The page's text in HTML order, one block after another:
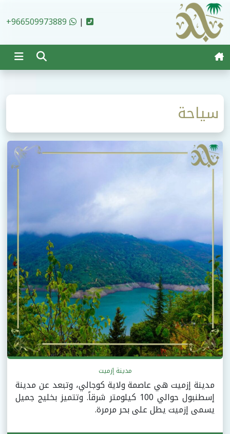
Skip
to
content
|
+966509973889
سياحة
مدينة إزميت
مدينة إزميت هي عاصمة ولاية كوجالي، وتبعد عن مدينة
إسطنبول حوالي 100 كيلومتر شرقاً. وتتميز بخليج جميل
يسمى إزميت يطل على بحر مرمرة.